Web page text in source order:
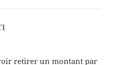
retirer un montant par